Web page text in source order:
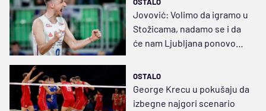
Jovović: Volimo da igramo u
Stožicama, nadamo se i da
će nam Ljubljana ponovo
OSTALO
George Krecu u pokušaju da
izbegne najgori scenario